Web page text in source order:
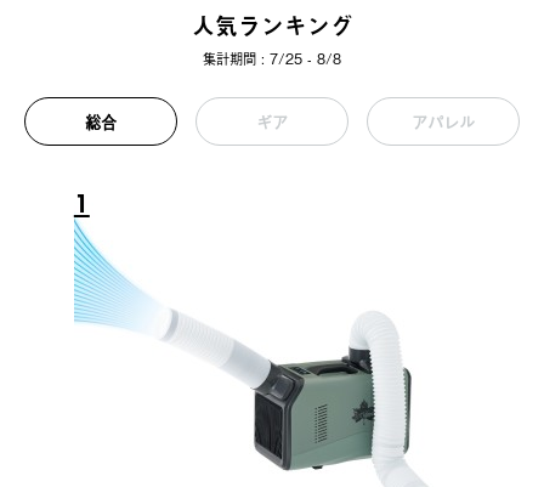
人気ランキング
集計期間 : 7/25 - 8/8
総合 ギア アパレル
1